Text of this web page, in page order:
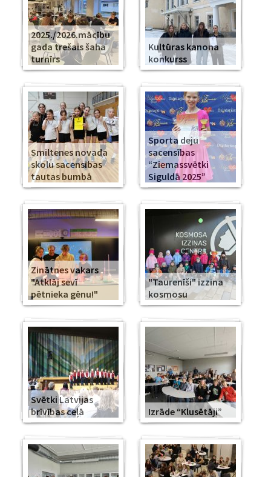
2025./2026.mācību
gada trešais šaha
turnīrs
Kultūras kanona
konkurss
Smiltenes novada
skolu sacensības
tautas bumbā
Sporta deju
sacensības
“Ziemassvētki
Siguldā 2025”
Zinātnes vakars
"Atklāj sevī
pētnieka gēnu!"
"Taurenīši" izzina
kosmosu
Svētki Latvijas
brīvības ceļā
Izrāde “Klusētāji”